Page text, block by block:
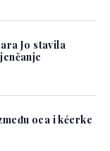
Jo stavila
oca i kćerke